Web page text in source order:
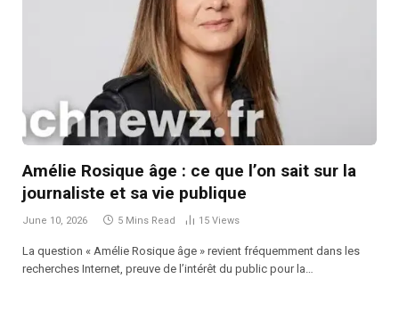
Amélie Rosique âge : ce que l’on sait sur la
journaliste et sa vie publique
June 10, 2026 5 Mins Read 15 Views
La question « Amélie Rosique âge » revient fréquemment dans les
recherches Internet, preuve de l’intérêt du public pour la…